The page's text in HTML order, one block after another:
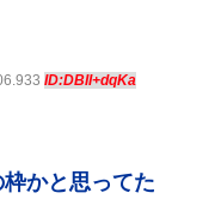
ID:DBII+dqKa
かと思ってた